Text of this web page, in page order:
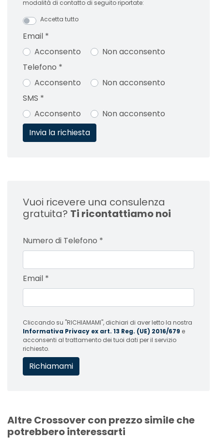
modalità di contatto di seguito riportate:
Accetta tutto
Email *
Acconsento
Non acconsento
Telefono *
Acconsento
Non acconsento
SMS *
Acconsento
Non acconsento
Vuoi ricevere una consulenza
gratuita? Ti ricontattiamo noi
Numero di Telefono *
Email *
Cliccando su "RICHIAMAMI", dichiari di aver letto la nostra
Informativa Privacy ex art. 13 Reg. (UE) 2016/679 e
acconsenti al trattamento dei tuoi dati per il servizio
richiesto.
Altre Crossover con prezzo simile che
potrebbero interessarti